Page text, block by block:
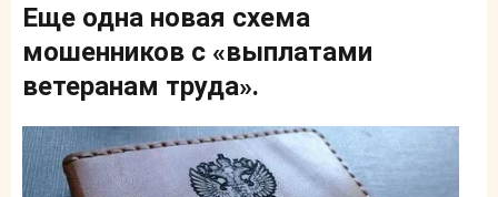
Еще одна новая схема
мошенников с «выплатами
ветеранам труда».